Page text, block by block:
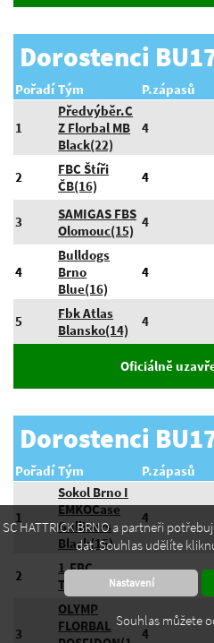
SC HATTRICK BRNO a partneři
dat. Souhlas udělíte
Nastavení
Souhlas můžete
Dorostenci
Pořadí Tým P.zápasů
1
Předvýběr.C
Z Florbal MB
Black(22)
4
2
FBC Štíři
ČB(16)
4
3
SAMIGAS FBS
Olomouc(15)
4
4
Bulldogs
Brno
Blue(16)
4
5
Fbk Atlas
Blansko(14)
4
Oficiálně
Dorostenci
Pořadí Tým P.zápasů
1
Sokol Brno I
EMKOCase
Gullivers
Black(15)
4
2
1.FBC
TRENČÍN(16)
4
3
OLYMP
FLORBAL
4